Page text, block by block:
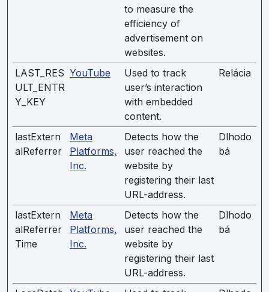
to measure the
efficiency of
advertisement on
websites.
LAST_RES
ULT_ENTR
Y_KEY
YouTube
Used to track
user’s interaction
with embedded
content.
Relácia
lastExtern
alReferrer
Meta
Platforms,
Inc.
Detects how the
user reached the
website by
registering their last
URL-address.
Dlhodo
bá
lastExtern
alReferrer
Time
Meta
Platforms,
Inc.
Detects how the
user reached the
website by
registering their last
URL-address.
Dlhodo
bá